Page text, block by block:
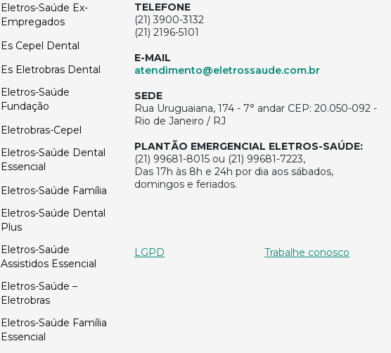
Eletros-Saúde Ex-
Empregados
Es Cepel Dental
Es Eletrobras Dental
Eletros-Saúde
Fundação
Eletrobras-Cepel
Eletros-Saúde Dental
Essencial
Eletros-Saúde Família
Eletros-Saúde Dental
Plus
Eletros-Saúde
Assistidos Essencial
Eletros-Saúde –
Eletrobras
Eletros-Saúde Família
Essencial
TELEFONE
(21) 3900-3132
(21) 2196-5101
E-MAIL
atendimento@eletrossaude.com.br
SEDE
Rua Uruguaiana, 174 - 7° andar CEP: 20.050-092 -
Rio de Janeiro / RJ
PLANTÃO EMERGENCIAL ELETROS-SAÚDE:
(21) 99681-8015 ou (21) 99681-7223,
Das 17h às 8h e 24h por dia aos sábados,
domingos e feriados.
LGPD Trabalhe conosco